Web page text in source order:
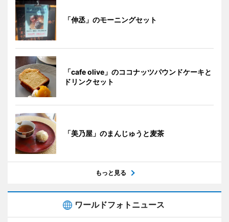
「伸丞」のモーニングセット
「cafe olive」のココナッツパウンドケーキと
ドリンクセット
「美乃屋」のまんじゅうと麦茶
もっと見る
ワールドフォトニュース